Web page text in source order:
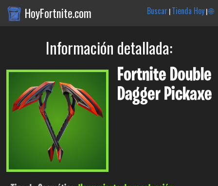
HoyFortnite.com Buscar |Tienda Hoy|🌐
Información detallada:
Fortnite Double
Dagger Pickaxe